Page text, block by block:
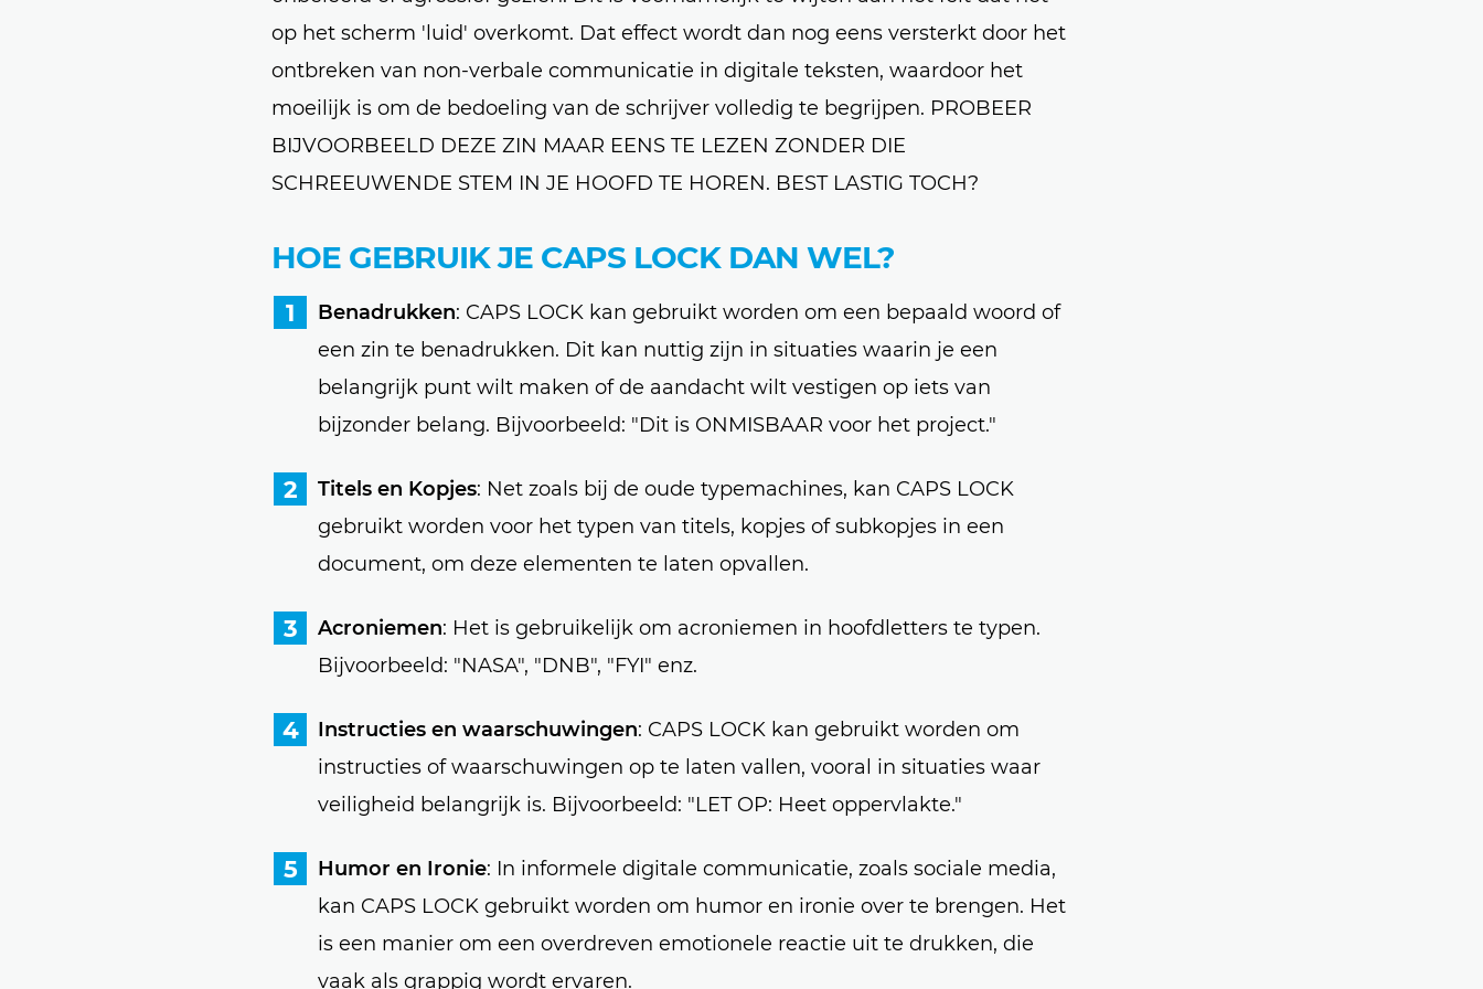
op het scherm 'luid' overkomt. Dat effect wordt dan nog eens versterkt door het
ontbreken van non-verbale communicatie in digitale teksten, waardoor het
moeilijk is om de bedoeling van de schrijver volledig te begrijpen. PROBEER
BIJVOORBEELD DEZE ZIN MAAR EENS TE LEZEN ZONDER DIE
SCHREEUWENDE STEM IN JE HOOFD TE HOREN. BEST LASTIG TOCH?
HOE GEBRUIK JE CAPS LOCK DAN WEL?
Benadrukken: CAPS LOCK kan gebruikt worden om een bepaald woord of
een zin te benadrukken. Dit kan nuttig zijn in situaties waarin je een
belangrijk punt wilt maken of de aandacht wilt vestigen op iets van
bijzonder belang. Bijvoorbeeld: "Dit is ONMISBAAR voor het project."
Titels en Kopjes: Net zoals bij de oude typemachines, kan CAPS LOCK
gebruikt worden voor het typen van titels, kopjes of subkopjes in een
document, om deze elementen te laten opvallen.
Acroniemen: Het is gebruikelijk om acroniemen in hoofdletters te typen.
Bijvoorbeeld: "NASA", "DNB", "FYI" enz.
Instructies en waarschuwingen: CAPS LOCK kan gebruikt worden om
instructies of waarschuwingen op te laten vallen, vooral in situaties waar
veiligheid belangrijk is. Bijvoorbeeld: "LET OP: Heet oppervlakte."
Humor en Ironie: In informele digitale communicatie, zoals sociale media,
kan CAPS LOCK gebruikt worden om humor en ironie over te brengen. Het
is een manier om een overdreven emotionele reactie uit te drukken, die
vaak als grappig wordt ervaren.